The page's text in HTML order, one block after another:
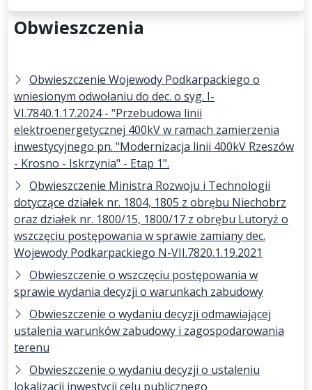
Obwieszczenia
Obwieszczenie Wojewody Podkarpackiego o
wniesionym odwołaniu do dec. o syg. I-
VI.7840.1.17.2024 - "Przebudowa linii
elektroenergetycznej 400kV w ramach zamierzenia
inwestycyjnego pn. "Modernizacja linii 400kV Rzeszów
- Krosno - Iskrzynia" - Etap 1".
Obwieszczenie Ministra Rozwoju i Technologii
dotyczące działek nr. 1804, 1805 z obrębu Niechobrz
oraz działek nr. 1800/15, 1800/17 z obrębu Lutoryż o
wszczęciu postępowania w sprawie zamiany dec.
Wojewody Podkarpackiego N-VII.7820.1.19.2021
Obwieszczenie o wszczęciu postępowania w
sprawie wydania decyzji o warunkach zabudowy
Obwieszczenie o wydaniu decyzji odmawiającej
ustalenia warunków zabudowy i zagospodarowania
terenu
Obwieszczenie o wydaniu decyzji o ustaleniu
lokalizacji inwestycji celu publicznego